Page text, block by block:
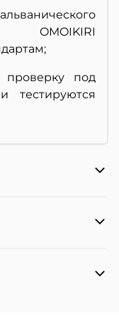
OMOIKIRI
проверку под
тестируются